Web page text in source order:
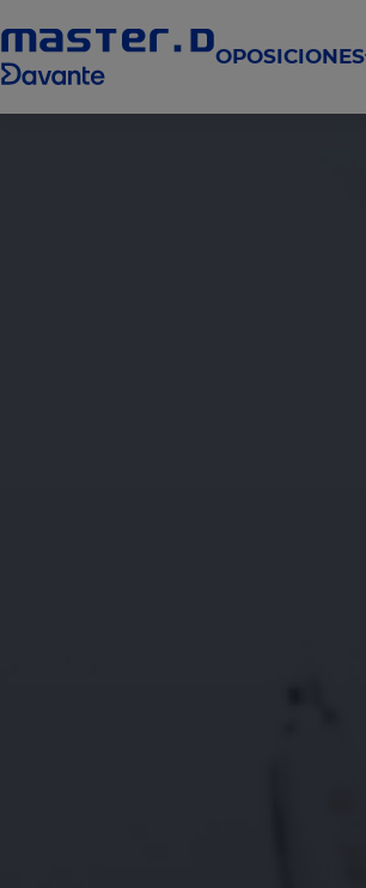
OPOSICIONES